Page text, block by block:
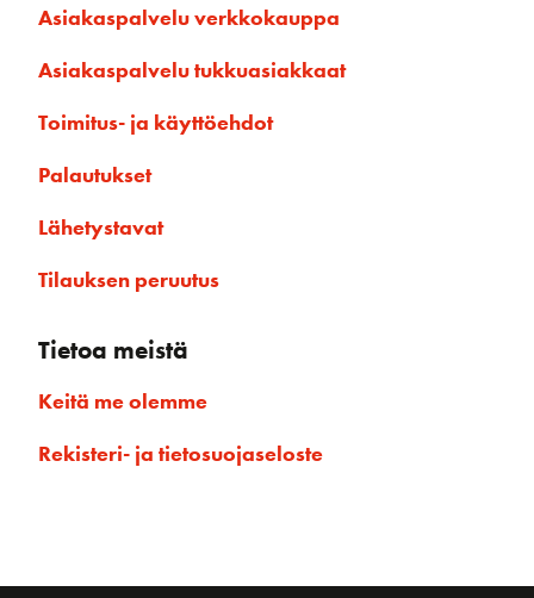
Asiakaspalvelu verkkokauppa
Asiakaspalvelu tukkuasiakkaat
Toimitus- ja käyttöehdot
Palautukset
Lähetystavat
Tilauksen peruutus
Tietoa meistä
Keitä me olemme
Rekisteri- ja tietosuojaseloste